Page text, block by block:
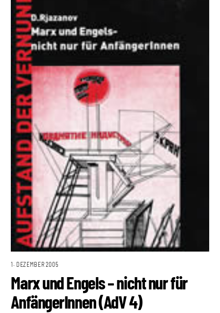
1. DEZEMBER 2005
Marx und Engels – nicht nur für
AnfängerInnen (AdV 4)